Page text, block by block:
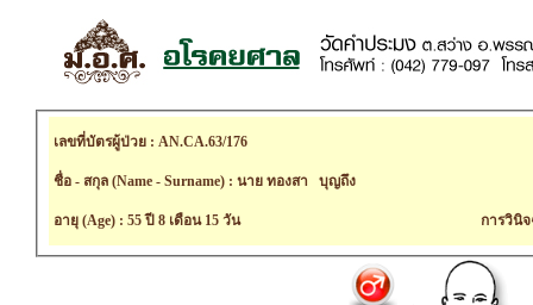
เลขที่บัตรผู้ป่วย : AN.CA.63/176
ชื่อ - สกุล (Name - Surname) : นาย ทองสา บุญถึง
อายุ (Age) : 55 ปี 8 เดือน 15 วัน การวินิ